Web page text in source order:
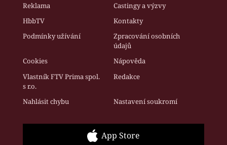
Reklama
Castingy a výzvy
HbbTV
Kontakty
Podmínky užívání
Zpracování osobních
údajů
Cookies
Nápověda
Vlastník FTV Prima spol.
s r.o.
Redakce
Nahlásit chybu Nastavení soukromí
App Store